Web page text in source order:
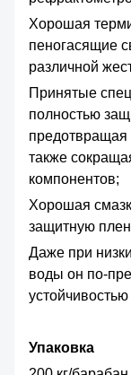
Хорошая
пеногасящие
различной
Принятые
полностью
предотвращая
также
компонентов;
Хорошая
защитную
Даже при
воды он по-
Упаковка